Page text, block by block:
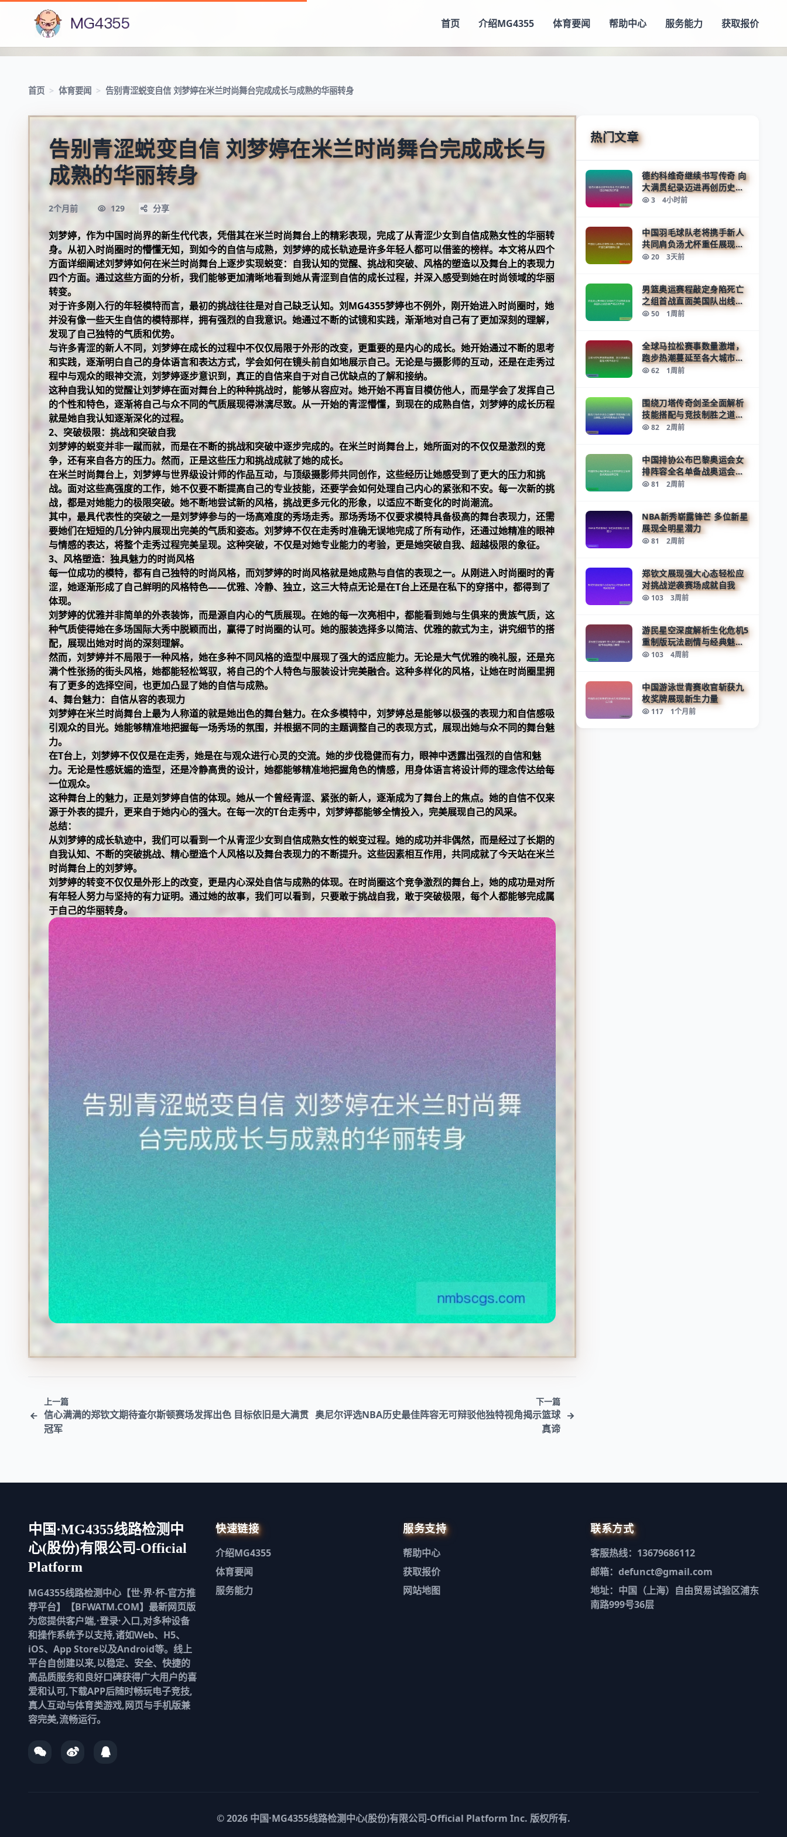
首页 介绍MG4355 体育要闻 帮助中心 服务能力 获取报价
首页 > 体育要闻 > 告别青涩蜕变自信 刘梦婷在米兰时尚舞台完成成长与成熟的华丽转身
告别青涩蜕变自信 刘梦婷在米兰时尚舞台完成成长与
成熟的华丽转身
2个月前 129 分享
刘梦婷，作为中国时尚界的新生代代表，凭借其在米兰时尚舞台上的精彩表现，完成了从青涩少女到自信成熟女性的华丽转
身。从初入时尚圈时的懵懂无知，到如今的自信与成熟，刘梦婷的成长轨迹是许多年轻人都可以借鉴的榜样。本文将从四个
方面详细阐述刘梦婷如何在米兰时尚舞台上逐步实现蜕变：自我认知的觉醒、挑战和突破、风格的塑造以及舞台上的表现力
四个方面。通过这些方面的分析，我们能够更加清晰地看到她从青涩到自信的成长过程，并深入感受到她在时尚领域的华丽
转变。
对于许多刚入行的年轻模特而言，最初的挑战往往是对自己缺乏认知。刘 MG4355梦婷也不例外，刚开始进入时尚圈时，她
并没有像一些天生自信的模特那样，拥有强烈的自我意识。她通过不断的试镜和实践，渐渐地对自己有了更加深刻的理解，
发现了自己独特的气质和优势。
与许多青涩的新人不同，刘梦婷在成长的过程中不仅仅局限于外形的改变，更重要的是内心的成长。她开始通过不断的思考
和实践，逐渐明白自己的身体语言和表达方式，学会如何在镜头前自如地展示自己。无论是与摄影师的互动，还是在走秀过
程中与观众的眼神交流，刘梦婷逐步意识到，真正的自信来自于对自己优缺点的了解和接纳。
这种自我认知的觉醒让刘梦婷在面对舞台上的种种挑战时，能够从容应对。她开始不再盲目模仿他人，而是学会了发挥自己
的个性和特色，逐渐将自己与众不同的气质展现得淋漓尽致。从一开始的青涩懵懂，到现在的成熟自信，刘梦婷的成长历程
就是她自我认知逐渐深化的过程。
2、突破极限：挑战和突破自我
刘梦婷的蜕变并非一蹴而就，而是在不断的挑战和突破中逐步完成的。在米兰时尚舞台上，她所面对的不仅仅是激烈的竞
争，还有来自各方的压力。然而，正是这些压力和挑战成就了她的成长。
在米兰时尚舞台上，刘梦婷与世界级设计师的作品互动，与顶级摄影师共同创作，这些经历让她感受到了更大的压力和挑
战。面对这些高强度的工作，她不仅要不断提高自己的专业技能，还要学会如何处理自己内心的紧张和不安。每一次新的挑
战，都是对她能力的极限突破。她不断地尝试新的风格，挑战更多元化的形象，以适应不断变化的时尚潮流。
其中，最具代表性的突破之一是刘梦婷参与的一场高难度的秀场走秀。那场秀场不仅要求模特具备极高的舞台表现力，还需
要她们在短短的几分钟内展现出完美的气质和姿态。刘梦婷不仅在走秀时准确无误地完成了所有动作，还通过她精准的眼神
与情感的表达，将整个走秀过程完美呈现。这种突破，不仅是对她专业能力的考验，更是她突破自我、超越极限的象征。
3、风格塑造：独具魅力的时尚风格
每一位成功的模特，都有自己独特的时尚风格，而刘梦婷的时尚风格就是她成熟与自信的表现之一。从刚进入时尚圈时的青
涩，她逐渐形成了自己鲜明的风格特色——优雅、冷静、独立，这三大特点无论是在T台上还是在私下的穿搭中，都得到了
体现。
刘梦婷的优雅并非简单的外表装饰，而是源自内心的气质展现。在她的每一次亮相中，都能看到她与生俱来的贵族气质，这
种气质使得她在多场国际大秀中脱颖而出，赢得了时尚圈的认可。她的服装选择多以简洁、优雅的款式为主，讲究细节的搭
配，展现出她对时尚的深刻理解。
然而，刘梦婷并不局限于一种风格，她在多种不同风格的造型中展现了强大的适应能力。无论是大气优雅的晚礼服，还是充
满个性张扬的街头风格，她都能轻松驾驭，将自己的个人特色与服装设计完美融合。这种多样化的风格，让她在时尚圈里拥
有了更多的选择空间，也更加凸显了她的自信与成熟。
4、舞台魅力：自信从容的表现力
刘梦婷在米兰时尚舞台上最为人称道的就是她出色的舞台魅力。在众多模特中，刘梦婷总是能够以极强的表现力和自信感吸
引观众的目光。她能够精准地把握每一场秀场的氛围，并根据不同的主题调整自己的表现方式，展现出她与众不同的舞台魅
力。
在T台上，刘梦婷不仅仅是在走秀，她是在与观众进行心灵的交流。她的步伐稳健而有力，眼神中透露出强烈的自信和魅
力。无论是性感妩媚的造型，还是冷静高贵的设计，她都能够精准地把握角色的情感，用身体语言将设计师的理念传达给每
一位观众。
这种舞台上的魅力，正是刘梦婷自信的体现。她从一个曾经青涩、紧张的新人，逐渐成为了舞台上的焦点。她的自信不仅来
源于外表的提升，更来自于她内心的强大。在每一次的T台走秀中，刘梦婷都能够全情投入，完美展现自己的风采。
总结：
从刘梦婷的成长轨迹中，我们可以看到一个从青涩少女到自信成熟女性的蜕变过程。她的成功并非偶然，而是经过了长期的
自我认知、不断的突破挑战、精心塑造个人风格以及舞台表现力的不断提升。这些因素相互作用，共同成就了今天站在米兰
时尚舞台上的刘梦婷。
刘梦婷的转变不仅仅是外形上的改变，更是内心深处自信与成熟的体现。在时尚圈这个竞争激烈的舞台上，她的成功是对所
有年轻人努力与坚持的有力证明。通过她的故事，我们可以看到，只要敢于挑战自我，敢于突破极限，每个人都能够完成属
于自己的华丽转身。
上一篇
信心满满的郑钦文期待查尔斯顿赛场发挥出色 目标依旧是大满贯
冠军
下一篇
奥尼尔评选NBA历史最佳阵容无可辩驳他独特视角揭示篮球
真谛
热门文章
德约科维奇继续书写传奇 向
大满贯纪录迈进再创历史辉
煌3 4小时前
中国羽毛球队老将携手新人
共同肩负汤尤杯重任展现团
结力量
20 3天前
男篮奥运赛程敲定身陷死亡
之组首战直面美国队出线形
势严峻挑战升级
50 1周前
全球马拉松赛事数量激增，
跑步热潮蔓延至各大城市与
乡村
62 1周前
围绕刀塔传奇剑圣全面解析
技能搭配与竞技制胜之道传
奇英雄成长策略
82 2周前
中国排协公布巴黎奥运会女
排阵容全名单备战奥运会新
征程
81 2周前
NBA新秀崭露锋芒 多位新星
展现全明星潜力
81 2周前
郑钦文展现强大心态轻松应
对挑战逆袭赛场成就自我
103 3周前
游民星空深度解析生化危机5
重制版玩法剧情与经典魅力
回顾103 4周前
中国游泳世青赛收官斩获九
枚奖牌展现新生力量
117 1个月前
中国·MG4355线路检测中
心(股份)有限公司-Official
Platform
MG4355线路检测中心【世·界·杯-官方推
荐平台】【BFWATM.COM】最新网页版
为您提供客户端,·登录·入口,对多种设备
和操作系统予以支持,诸如Web、H5、
iOS、App Store以及Android等。线上
平台自创建以来,以稳定、安全、快捷的
高品质服务和良好口碑获得广大用户的喜
爱和认可,下载APP后随时畅玩电子竞技,
真人互动与体育类游戏,网页与手机版兼
容完美,流畅运行。
快速链接
介绍MG4355
体育要闻
服务能力
服务支持
帮助中心
获取报价
网站地图
联系方式
客服热线：13679686112
邮箱：defunct@gmail.com
地址：中国（上海）自由贸易试验区浦东
南路999号36层
© 2026 中国·MG4355线路检测中心(股份)有限公司-Official Platform Inc. 版权所有.